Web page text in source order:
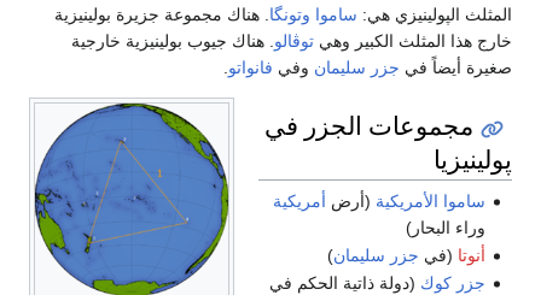
المثلث الپولينيزي هي: ساموا وتونگا . هناك مجموعة جزيرة بولينيزية
خارج هذا المثلث الكبير وهي توڤالو . هناك جيوب بولينيزية خارجية
صغيرة أيضاً في جزر سليمان وفي فانواتو
مجموعات الجزر في
پولينيزيا
ساموا الأمريكية (أرض أمريكية
وراء البحار)
أنوتا (في جزر سليمان)
جزر كوك (دولة ذاتية الحكم في